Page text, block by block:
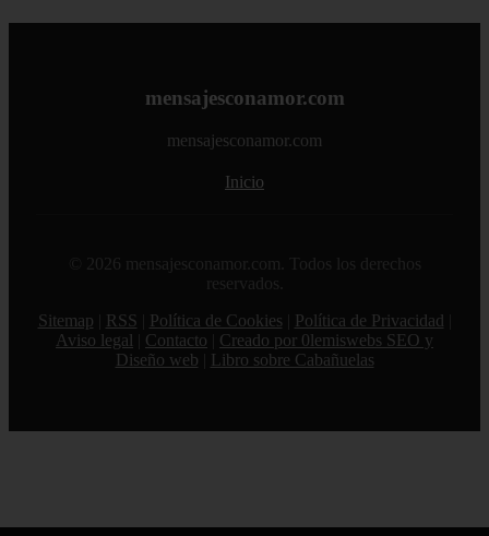
mensajesconamor.com
mensajesconamor.com
Inicio
© 2026 mensajesconamor.com. Todos los derechos
reservados.
Sitemap
RSS Política de Cookies Política de Privacidad
Aviso legal
Contacto
Creado por 0lemiswebs SEO y
Diseño web
Libro sobre Cabañuelas